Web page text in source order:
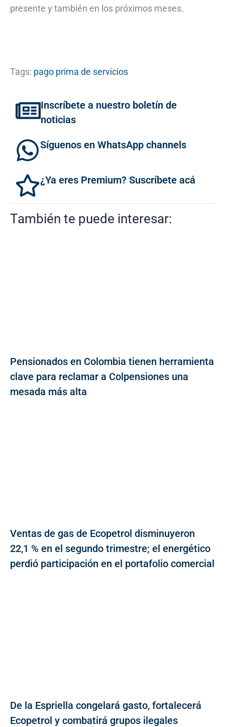
presente y también en los próximos meses.
Tags: pago prima de servicios
Inscríbete a nuestro boletín de
noticias
Síguenos en WhatsApp channels
¿Ya eres Premium? Suscríbete acá
También te puede interesar:
Pensionados en Colombia tienen herramienta
clave para reclamar a Colpensiones una
mesada más alta
Ventas de gas de Ecopetrol disminuyeron
22,1 % en el segundo trimestre; el energético
perdió participación en el portafolio comercial
De la Espriella congelará gasto, fortalecerá
Ecopetrol y combatirá grupos ilegales